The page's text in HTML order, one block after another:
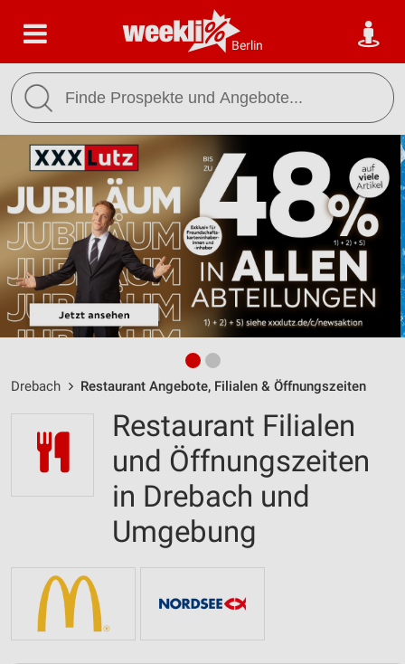
Berlin
Drebach Restaurant Angebote, Filialen & Öffnungszeiten
Restaurant Filialen
und Öffnungszeiten
in Drebach und
Umgebung